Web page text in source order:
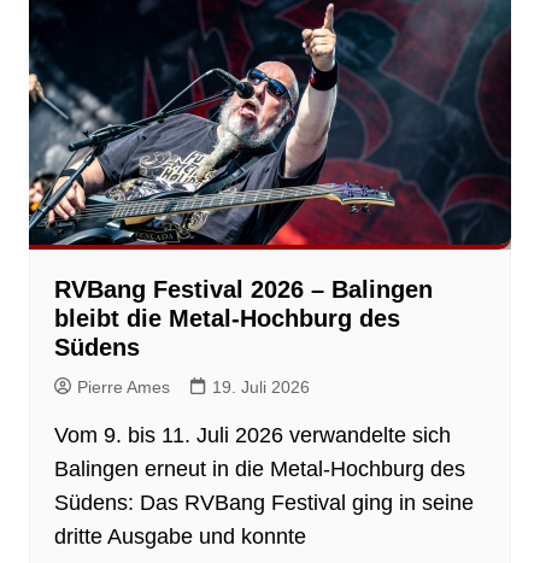
RVBang Festival 2026 – Balingen
bleibt die Metal-Hochburg des
Südens
Pierre Ames 19. Juli 2026
Vom 9. bis 11. Juli 2026 verwandelte sich
Balingen erneut in die Metal-Hochburg des
Südens: Das RVBang Festival ging in seine
dritte Ausgabe und konnte